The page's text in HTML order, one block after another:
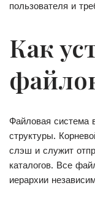
пользователя и
Как
Файловая система
структуры.
слэш и служит
каталогов. Все
иерархии